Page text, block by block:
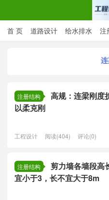
首 页 道路设计 给水排水 注
注册结构
高规：连梁刚度
以柔克刚
工程设计 阅读(404) 评论(0)
注册结构
剪力墙各墙段高
宜小于3，长不宜大于8m